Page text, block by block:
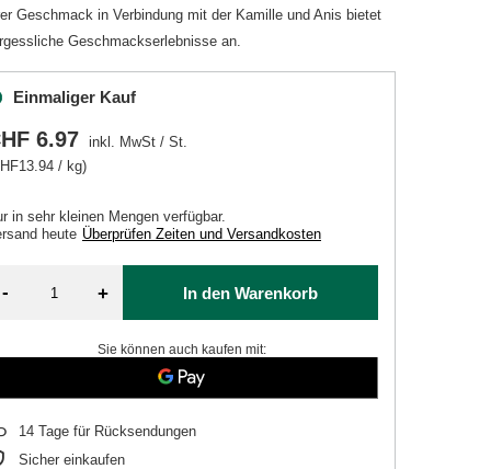
Geschmack in Verbindung mit der Kamille und Anis bietet
Geschmackserlebnisse an.
Einmaliger Kauf
in sehr kleinen Mengen verfügbar
heute Überprüfen Zeiten und Versandkosten
6.97 inkl. MwSt /St.
/ kg)
- + In den Warenkorb
Sie können auch kaufen mit:
14 Tage für Rücksendungen
Sicher einkaufen